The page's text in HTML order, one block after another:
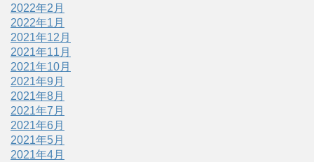
2022年2月
2022年1月
2021年12月
2021年11月
2021年10月
2021年9月
2021年8月
2021年7月
2021年6月
2021年5月
2021年4月